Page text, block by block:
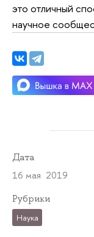
это отличный
научное
Дата
16 мая 2019
Рубрики
Наука